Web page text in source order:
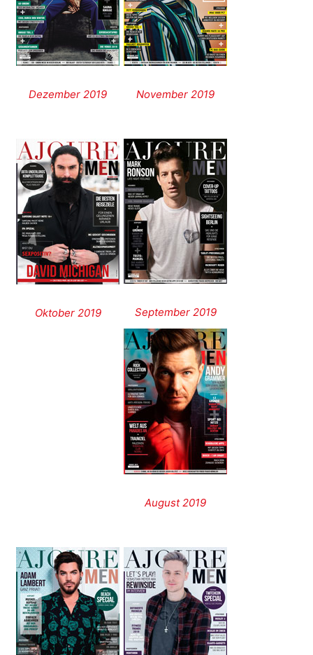
Dezember 2019 November 2019
Oktober 2019 September 2019
August 2019